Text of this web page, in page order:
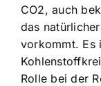
CO2, auch
das
vorkommt. Es
Rolle bei der